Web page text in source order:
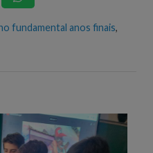
fundamental anos finais,
estudantes ao